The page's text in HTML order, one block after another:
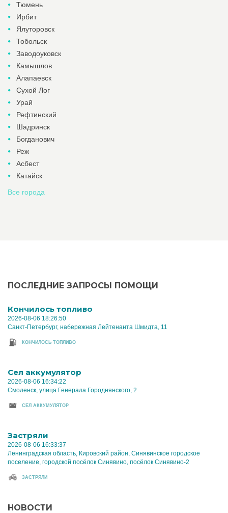
Тюмень
Ирбит
Ялуторовск
Тобольск
Заводоуковск
Камышлов
Алапаевск
Сухой Лог
Урай
Рефтинский
Шадринск
Богданович
Реж
Асбест
Катайск
Все города
ПОСЛЕДНИЕ ЗАПРОСЫ ПОМОЩИ
Кончилось топливо
2026-08-06 18:26:50
Санкт-Петербург, набережная Лейтенанта Шмидта, 11
КОНЧИЛОСЬ ТОПЛИВО
Cел аккумулятор
2026-08-06 16:34:22
Смоленск, улица Генерала Городнянского, 2
CЕЛ АККУМУЛЯТОР
Застряли
2026-08-06 16:33:37
Ленинградская область, Кировский район, Синявинское городское
поселение, городской посёлок Синявино, посёлок Синявино-2
ЗАСТРЯЛИ
НОВОСТИ